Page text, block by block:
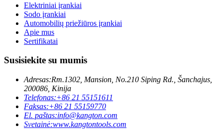
Elektriniai įrankiai
Sodo įrankiai
Automobilių priežiūros įrankiai
Apie mus
Sertifikatai
Susisiekite su mumis
Adresas:Rm.1302, Mansion, No.210 Siping Rd., Šanchajus,
200086, Kinija
Telefonas:+86 21 55151611
Faksas:+86 21 55159770
El. paštas:info@kangton.com
Svetainė:www.kangtontools.com